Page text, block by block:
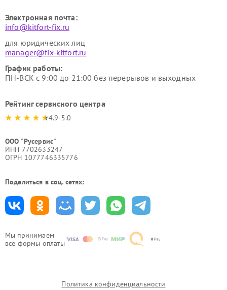
Мы принимаем
все формы оплаты
Электронная почта:
info@kitfort-fix.ru
для юридических лиц
manager@fix-kitfort.ru
График работы:
ПН-ВСК с 9:00 до 21:00 без перерывов и выходных
Рейтинг сервисного центра
4.9-5.0
ООО "Русервис"
ИНН 7702633247
ОГРН 1077746335776
Поделиться в соц. сетях:
Политика конфиденциальности